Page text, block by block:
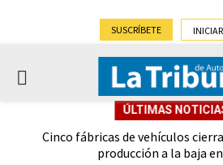
SUSCRÍBETE
PRIMARY
ÚLTIMAS
Cinco fábricas de vehículos
producción a la baja